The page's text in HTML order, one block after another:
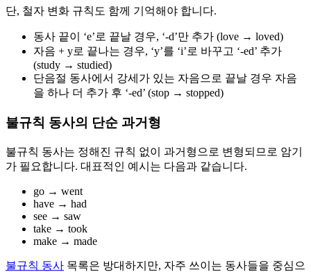
단, 철자 변화 규칙도 함께 기억해야 합니다.
동사 끝이 ‘e’로 끝날 경우, ‘-d’만 추가 (love → loved)
자음 + y로 끝나는 경우, ‘y’를 ‘i’로 바꾸고 ‘-ed’ 추가
(study → studied)
단음절 동사에서 강세가 있는 자음으로 끝날 경우 자음
을 하나 더 추가 후 ‘-ed’ (stop → stopped)
불규칙 동사의 단순 과거형
불규칙 동사는 정해진 규칙 없이 과거형으로 변형되므로 암기
가 필요합니다. 대표적인 예시는 다음과 같습니다.
go → went
have → had
see → saw
take → took
make → made
불규칙 동사 목록은 방대하지만, 자주 쓰이는 동사들을 중심으